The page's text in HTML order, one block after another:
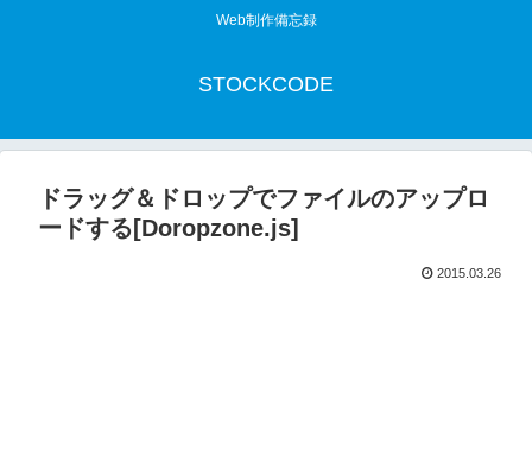
Web制作備忘録
STOCKCODE
ドラッグ＆ドロップでファイルのアップロ
ードする[Doropzone.js]
2015.03.26